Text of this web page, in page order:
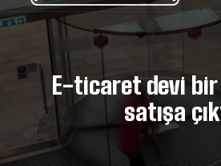
E-ticaret devi bir
satışa